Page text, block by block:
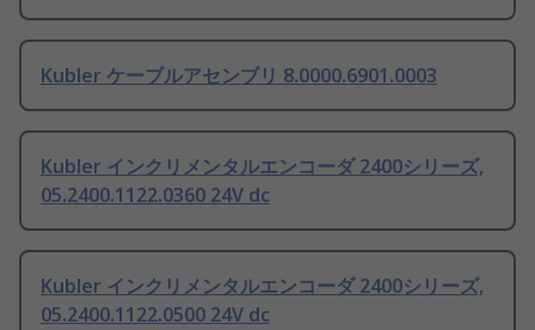
Kubler ケーブルアセンブリ 8.0000.6901.0003
Kubler インクリメンタルエンコーダ 2400シリーズ,
05.2400.1122.0360 24V dc
Kubler インクリメンタルエンコーダ 2400シリーズ,
05.2400.1122.0500 24V dc